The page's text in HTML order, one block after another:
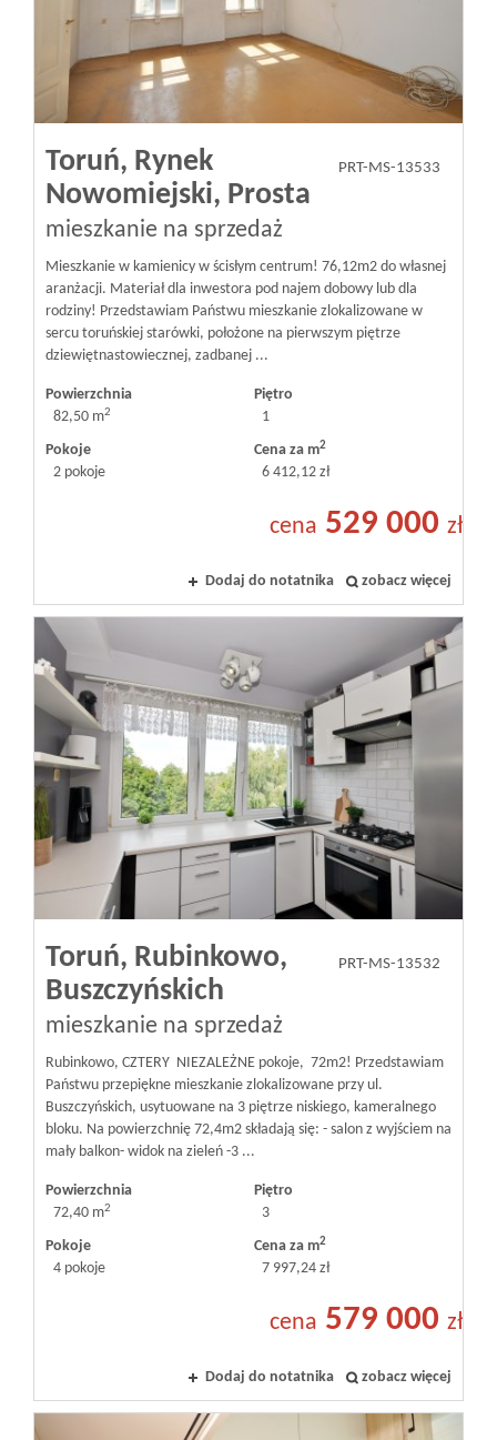
Toruń, Rynek
Nowomiejski, Prosta
mieszkanie na sprzedaż
PRT-MS-13533
Mieszkanie w kamienicy w ścisłym centrum! 76,12m2 do własnej
aranżacji. Materiał dla inwestora pod najem dobowy lub dla
rodziny! Przedstawiam Państwu mieszkanie zlokalizowane w
sercu toruńskiej starówki, położone na pierwszym piętrze
dziewiętnastowiecznej, zadbanej ...
Powierzchnia
82,50 m2
Piętro
1
Pokoje
2 pokoje
Cena za m2
6 412,12 zł
cena 529 000 zł
Dodaj do notatnika zobacz więcej
Toruń, Rubinkowo,
Buszczyńskich
mieszkanie na sprzedaż
PRT-MS-13532
Rubinkowo, CZTERY NIEZALEŻNE pokoje, 72m2! Przedstawiam
Państwu przepiękne mieszkanie zlokalizowane przy ul.
Buszczyńskich, usytuowane na 3 piętrze niskiego, kameralnego
bloku. Na powierzchnię 72,4m2 składają się: - salon z wyjściem na
mały balkon- widok na zieleń -3 ...
Powierzchnia
72,40 m2
Piętro
3
Pokoje
4 pokoje
Cena za m2
7 997,24 zł
cena 579 000 zł
Dodaj do notatnika zobacz więcej